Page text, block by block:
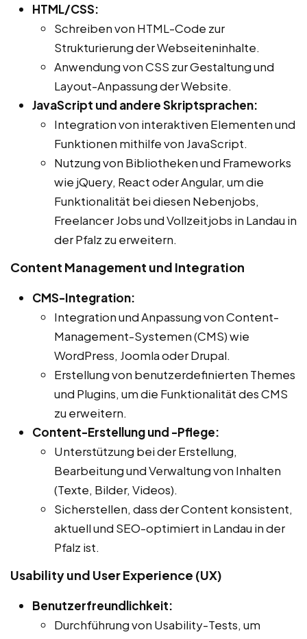
HTML/CSS:
Schreiben von HTML-Code zur
Strukturierung der Webseiteninhalte.
Anwendung von CSS zur Gestaltung und
Layout-Anpassung der Website.
JavaScript und andere Skriptsprachen:
Integration von interaktiven Elementen und
Funktionen mithilfe von JavaScript.
Nutzung von Bibliotheken und Frameworks
wie jQuery, React oder Angular, um die
Funktionalität bei diesen Nebenjobs,
Freelancer Jobs und Vollzeitjobs in Landau in
der Pfalz zu erweitern.
Content Management und Integration
CMS-Integration:
Integration und Anpassung von Content-
Management-Systemen (CMS) wie
WordPress, Joomla oder Drupal.
Erstellung von benutzerdefinierten Themes
und Plugins, um die Funktionalität des CMS
zu erweitern.
Content-Erstellung und -Pflege:
Unterstützung bei der Erstellung,
Bearbeitung und Verwaltung von Inhalten
(Texte, Bilder, Videos).
Sicherstellen, dass der Content konsistent,
aktuell und SEO-optimiert in Landau in der
Pfalz ist.
Usability und User Experience (UX)
Benutzerfreundlichkeit:
Durchführung von Usability-Tests, um